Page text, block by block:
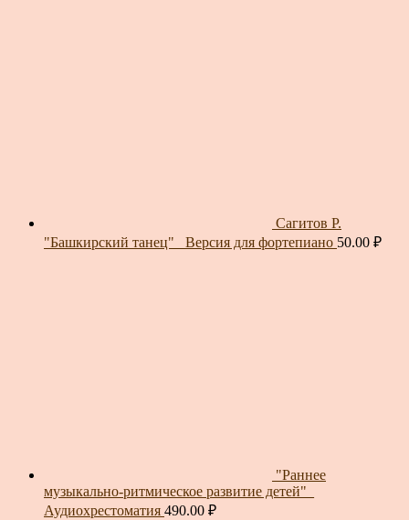
Сагитов Р.
"Башкирский танец"_ Версия для фортепиано 50.00 ₽
"Раннее
музыкально-ритмическое развитие детей"_
Аудиохрестоматия 490.00 ₽